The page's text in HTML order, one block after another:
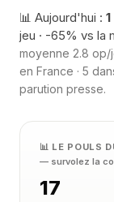
📊 Aujourd'hui : 1
jeu · -65% vs la
moyenne 2.8 op/
en France · 5
parution presse.
📊 LE POULS
— survolez la
17